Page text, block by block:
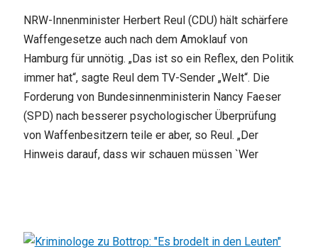
NRW-Innenminister Herbert Reul (CDU) hält schärfere
Waffengesetze auch nach dem Amoklauf von
Hamburg für unnötig. „Das ist so ein Reflex, den Politik
immer hat“, sagte Reul dem TV-Sender „Welt“. Die
Forderung von Bundesinnenministerin Nancy Faeser
(SPD) nach besserer psychologischer Überprüfung
von Waffenbesitzern teile er aber, so Reul. „Der
Hinweis darauf, dass wir schauen müssen `Wer